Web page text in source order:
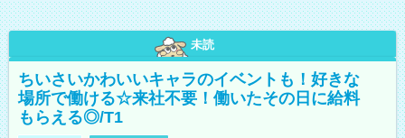
未読
ちいさいかわいいキャラのイベントも！好きな
場所で働ける☆来社不要！働いたその日に給料
もらえる◎/T1